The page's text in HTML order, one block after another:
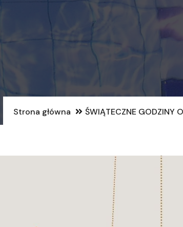
Strona główna ŚWIĄTECZNE GODZINY